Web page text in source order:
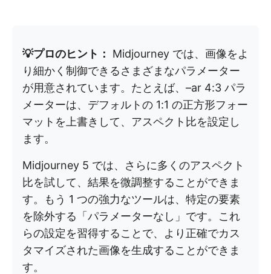
💡プロのヒント：
Midjourney では、画像をよ
り細かく制御できるさまざまなパラメーター
が用意されています。たとえば、–ar 4:3 パラ
メーターは、デフォルトの 1:1 の正方形フォー
マットを上書きして、アスペクト比を設定し
ます。
Midjourney 5 では、さらに多くのアスペクト
比を試して、結果を微調整することができま
す。もう 1 つの強力なツールは、特定の要素
を除外する「パラメーターなし」です。これ
らの設定を習得することで、より正確でカス
タマイズされた画像を生成することができま
す。